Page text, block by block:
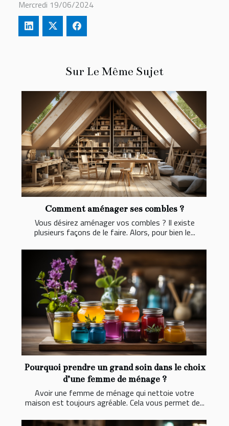
Sur Le Même Sujet
Comment aménager ses combles ?
Vous désirez aménager vos combles ? Il existe
plusieurs façons de le faire. Alors, pour bien le...
Pourquoi prendre un grand soin dans le choix
d’une femme de ménage ?
Avoir une femme de ménage qui nettoie votre
maison est toujours agréable. Cela vous permet de...
Mercredi 19/06/2024